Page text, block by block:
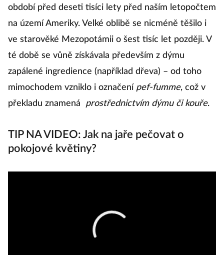
období před deseti tisíci lety před naším letopočtem
na území Ameriky. Velké oblibě se nicméně těšilo i
ve starověké Mezopotámii o šest tisíc let později. V
té době se vůně získávala především z dýmu
zapálené ingredience (například dřeva) – od toho
mimochodem vzniklo i označení pef-fumme, což v
překladu znamená
prostřednictvím dýmu či kouře.
TIP NA VIDEO: Jak na jaře pečovat o
pokojové květiny?